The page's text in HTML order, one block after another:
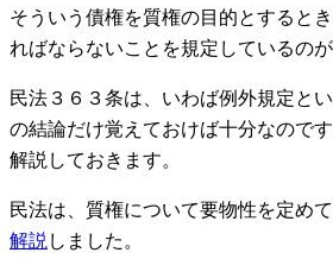
そういう債権を質権の目的とすると
ればならないことを規定しているのが
民法３６３条は、いわば例外規定と
の結論だけ覚えておけば十分なので
解説しておきます。
民法は、質権について要物性を定め
解説 しました。